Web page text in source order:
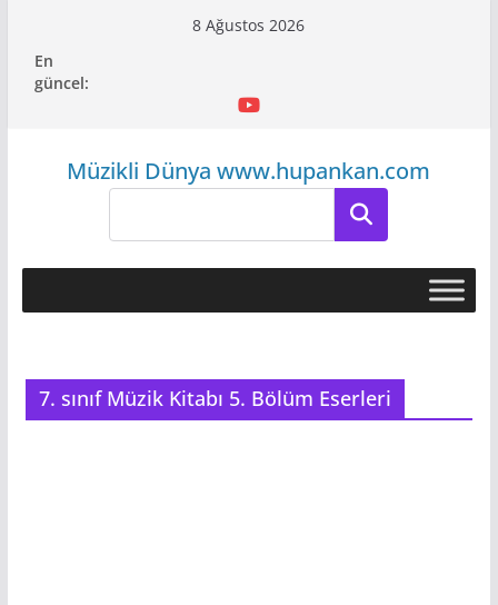
content
8 Ağustos 2026
En
güncel:
Müzikli Dünya www.hupankan.com
Ara
7. sınıf Müzik Kitabı 5. Bölüm Eserleri